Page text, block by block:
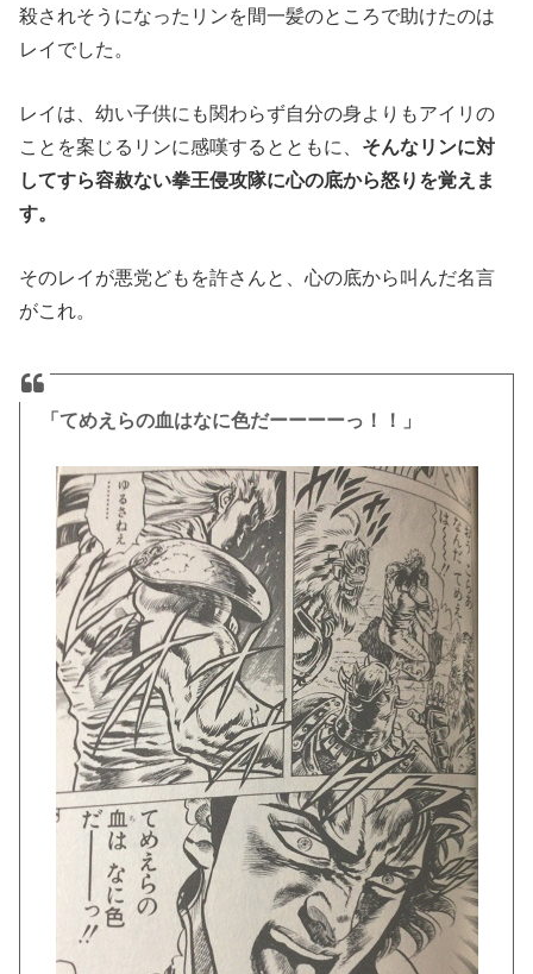
殺されそうになったリンを間一髪のところで助けたのは
レイでした。
レイは、幼い子供にも関わらず自分の身よりもアイリの
ことを案じるリンに感嘆するとともに、 そんなリンに対
してすら容赦ない拳王侵攻隊に心の底から怒りを覚えま
す。
そのレイが悪党どもを許さんと、心の底から叫んだ名言
がこれ。
「てめえらの血はなに色だーーーーっ！！」